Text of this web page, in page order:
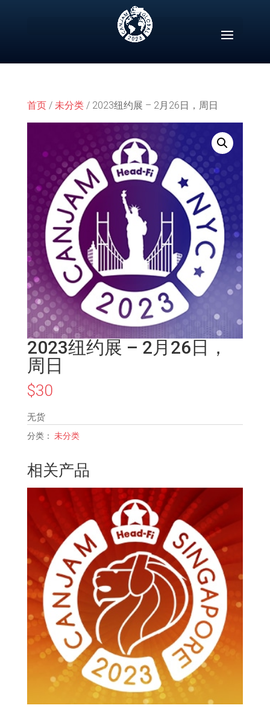
首页/ 未分类/ 2023纽约展 – 2月26日，周日
2023纽约展 – 2月26日，
周日
$30
无货
分类： 未分类
相关产品